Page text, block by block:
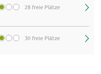
28 freie Plätze
30 freie Plätze